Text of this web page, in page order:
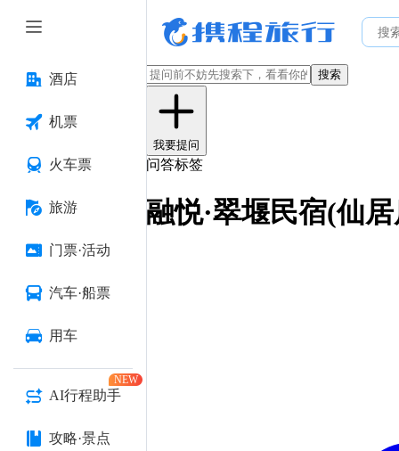
酒店
机票
火车票
旅游
门票·活动
汽车·船票
用车
AI行程助手
NEW
攻略·景点
搜索
我要提问
问答标签
融悦·翠堰民宿(仙